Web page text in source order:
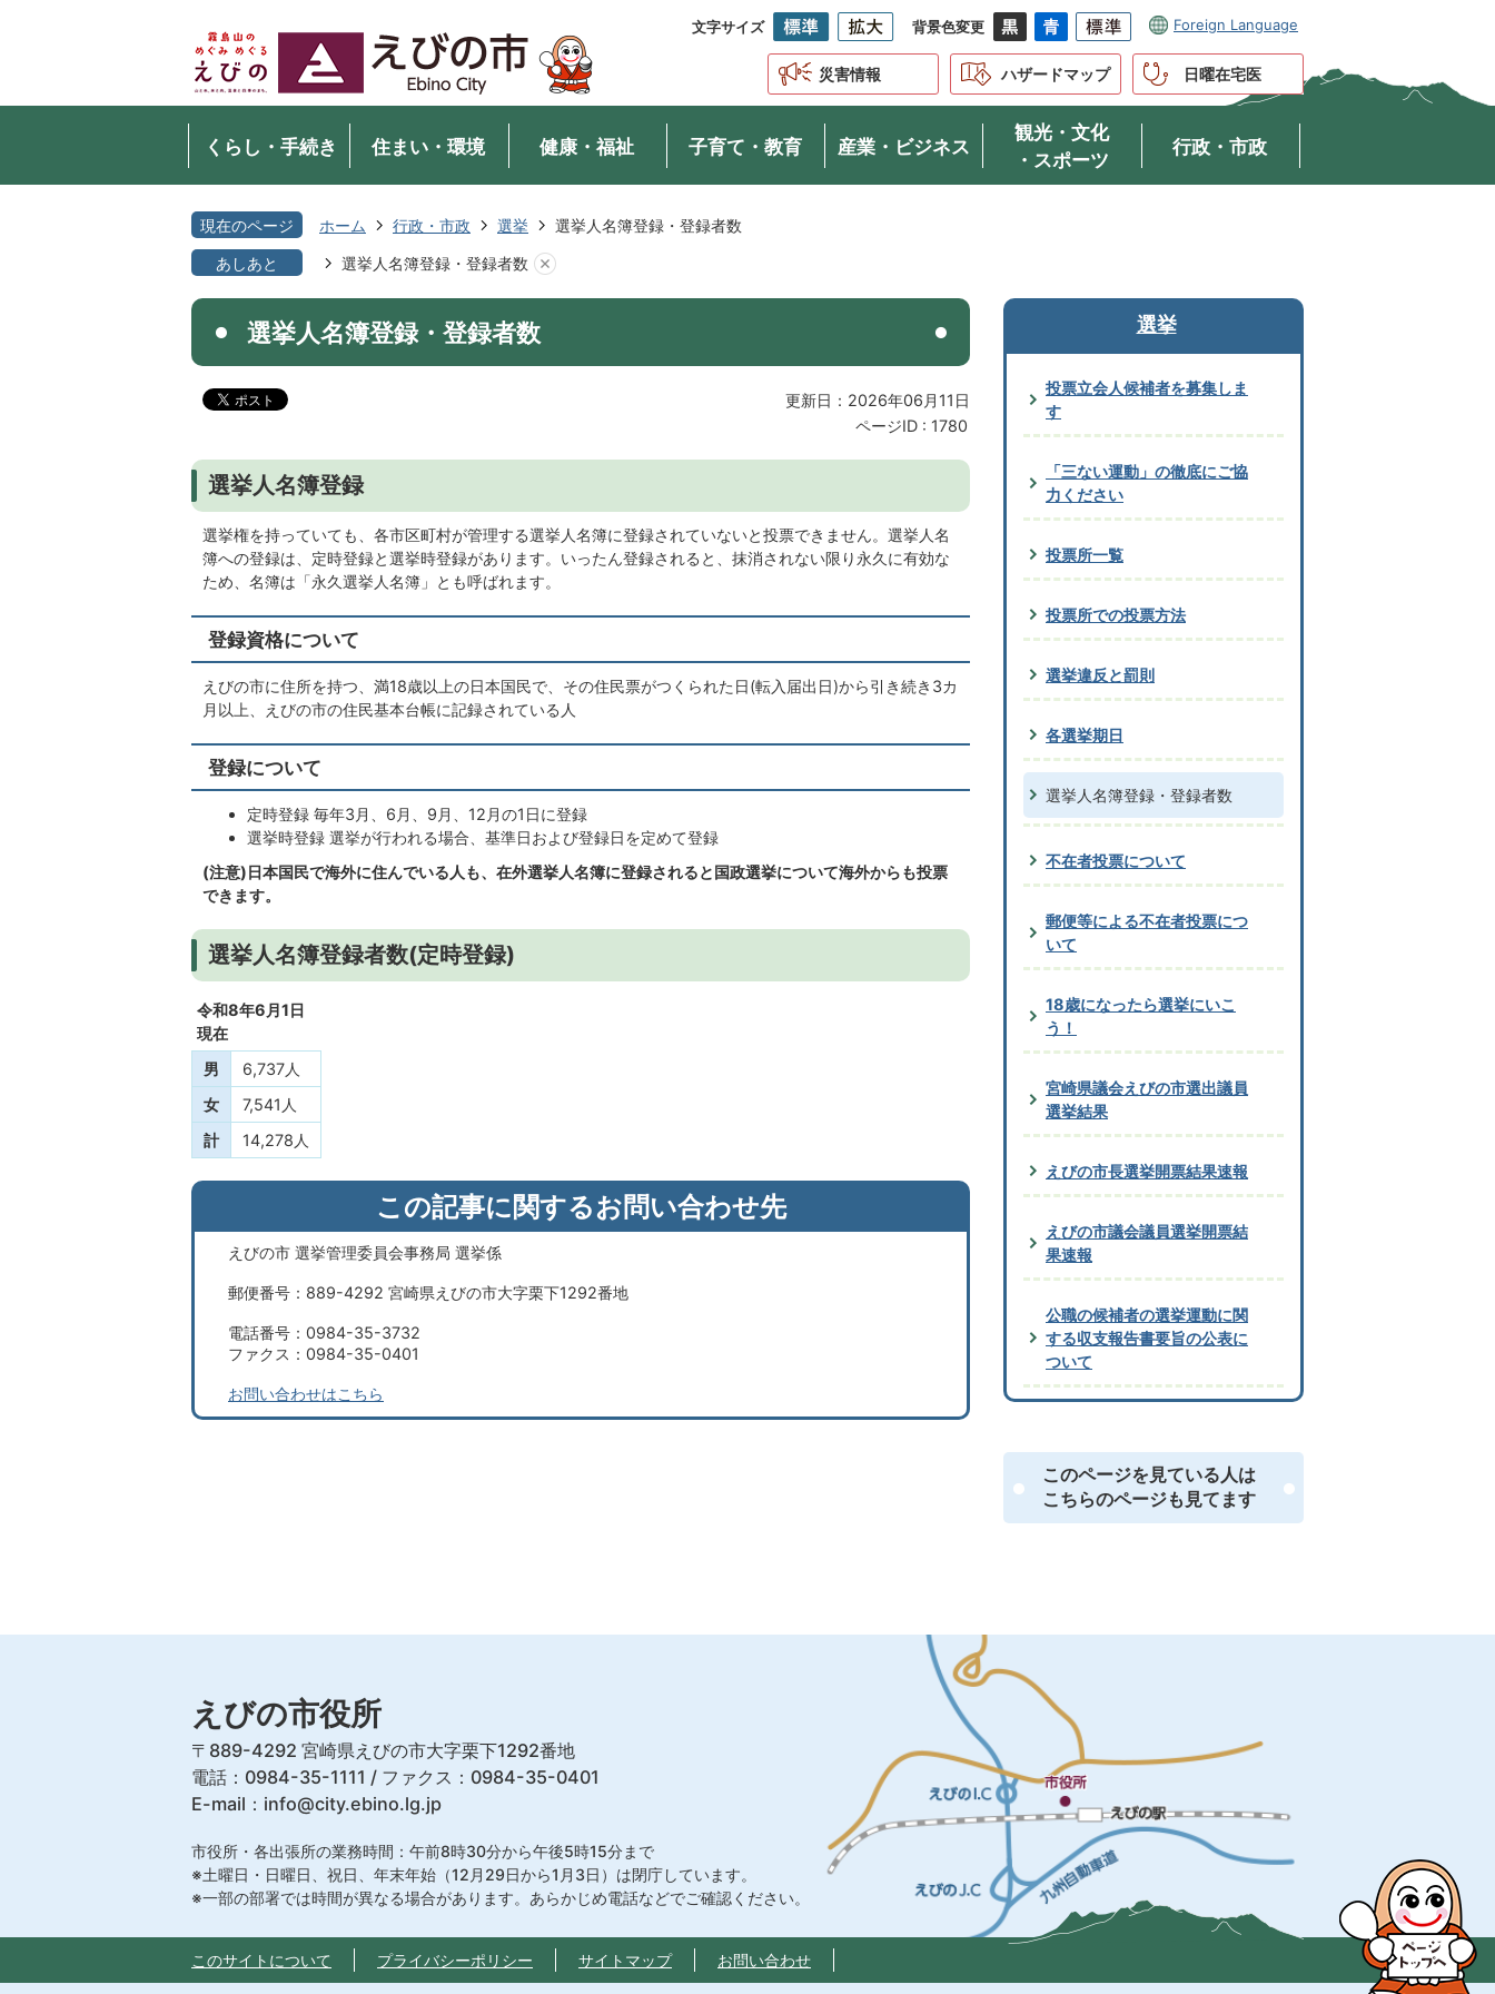
文字サイズ 背景色変更 Foreign Language
災害情報 ハザードマップ 日曜在宅医
くらし・手続き 住まい・環境 健康・福祉 子育て・教育 産業・ビジネス
観光・文化
・スポーツ
行政・市政
現在のページ ホーム 行政・市政 選挙
選挙人名簿登録・登録者数
あしあと
選挙人名簿登録・登録者数
選挙人名簿登録・登録者数
更新日：2026年06月11日
ページID : 1780
選挙人名簿登録
選挙権を持っていても、各市区町村が管理する選挙人名簿に登録されていないと投票できません。選挙人名
簿への登録は、定時登録と選挙時登録があります。いったん登録されると、抹消されない限り永久に有効な
ため、名簿は「永久選挙人名簿」とも呼ばれます。
登録資格について
えびの市に住所を持つ、満18歳以上の日本国民で、その住民票がつくられた日(転入届出日)から引き続き3カ
月以上、えびの市の住民基本台帳に記録されている人
登録について
定時登録 毎年3月、6月、9月、12月の1日に登録
選挙時登録 選挙が行われる場合、基準日および登録日を定めて登録
(注意)日本国民で海外に住んでいる人も、在外選挙人名簿に登録されると国政選挙について海外からも投票
できます。
選挙人名簿登録者数(定時登録)
令和8年6月1日
現在
男
6,737人
女
7,541人
計
14,278人
この記事に関するお問い合わせ先
えびの市 選挙管理委員会事務局 選挙係
郵便番号：889-4292 宮崎県えびの市大字栗下1292番地
電話番号：0984-35-3732
ファクス：0984-35-0401
お問い合わせはこちら
選挙
投票立会人候補者を募集しま
す
「三ない運動」の徹底にご協
力ください
投票所一覧
投票所での投票方法
選挙違反と罰則
各選挙期日
選挙人名簿登録・登録者数
不在者投票について
郵便等による不在者投票につ
いて
18歳になったら選挙にいこ
う！
宮崎県議会えびの市選出議員
選挙結果
えびの市長選挙開票結果速報
えびの市議会議員選挙開票結
果速報
公職の候補者の選挙運動に関
する収支報告書要旨の公表に
ついて
このページを見ている人は
こちらのページも見てます
えびの市役所
〒889-4292 宮崎県えびの市大字栗下1292番地
電話：0984-35-1111 / ファクス：0984-35-0401
E-mail： info@city.ebino.lg.jp
市役所・各出張所の業務時間：午前8時30分から午後5時15分まで
※土曜日・日曜日、祝日、年末年始（12月29日から1月3日）は閉庁しています。
※一部の部署では時間が異なる場合があります。あらかじめ電話などでご確認ください。
このサイトについて プライバシーポリシー サイトマップ お問い合わせ